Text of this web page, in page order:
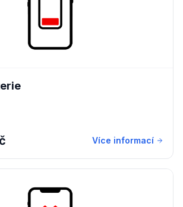
Více informací